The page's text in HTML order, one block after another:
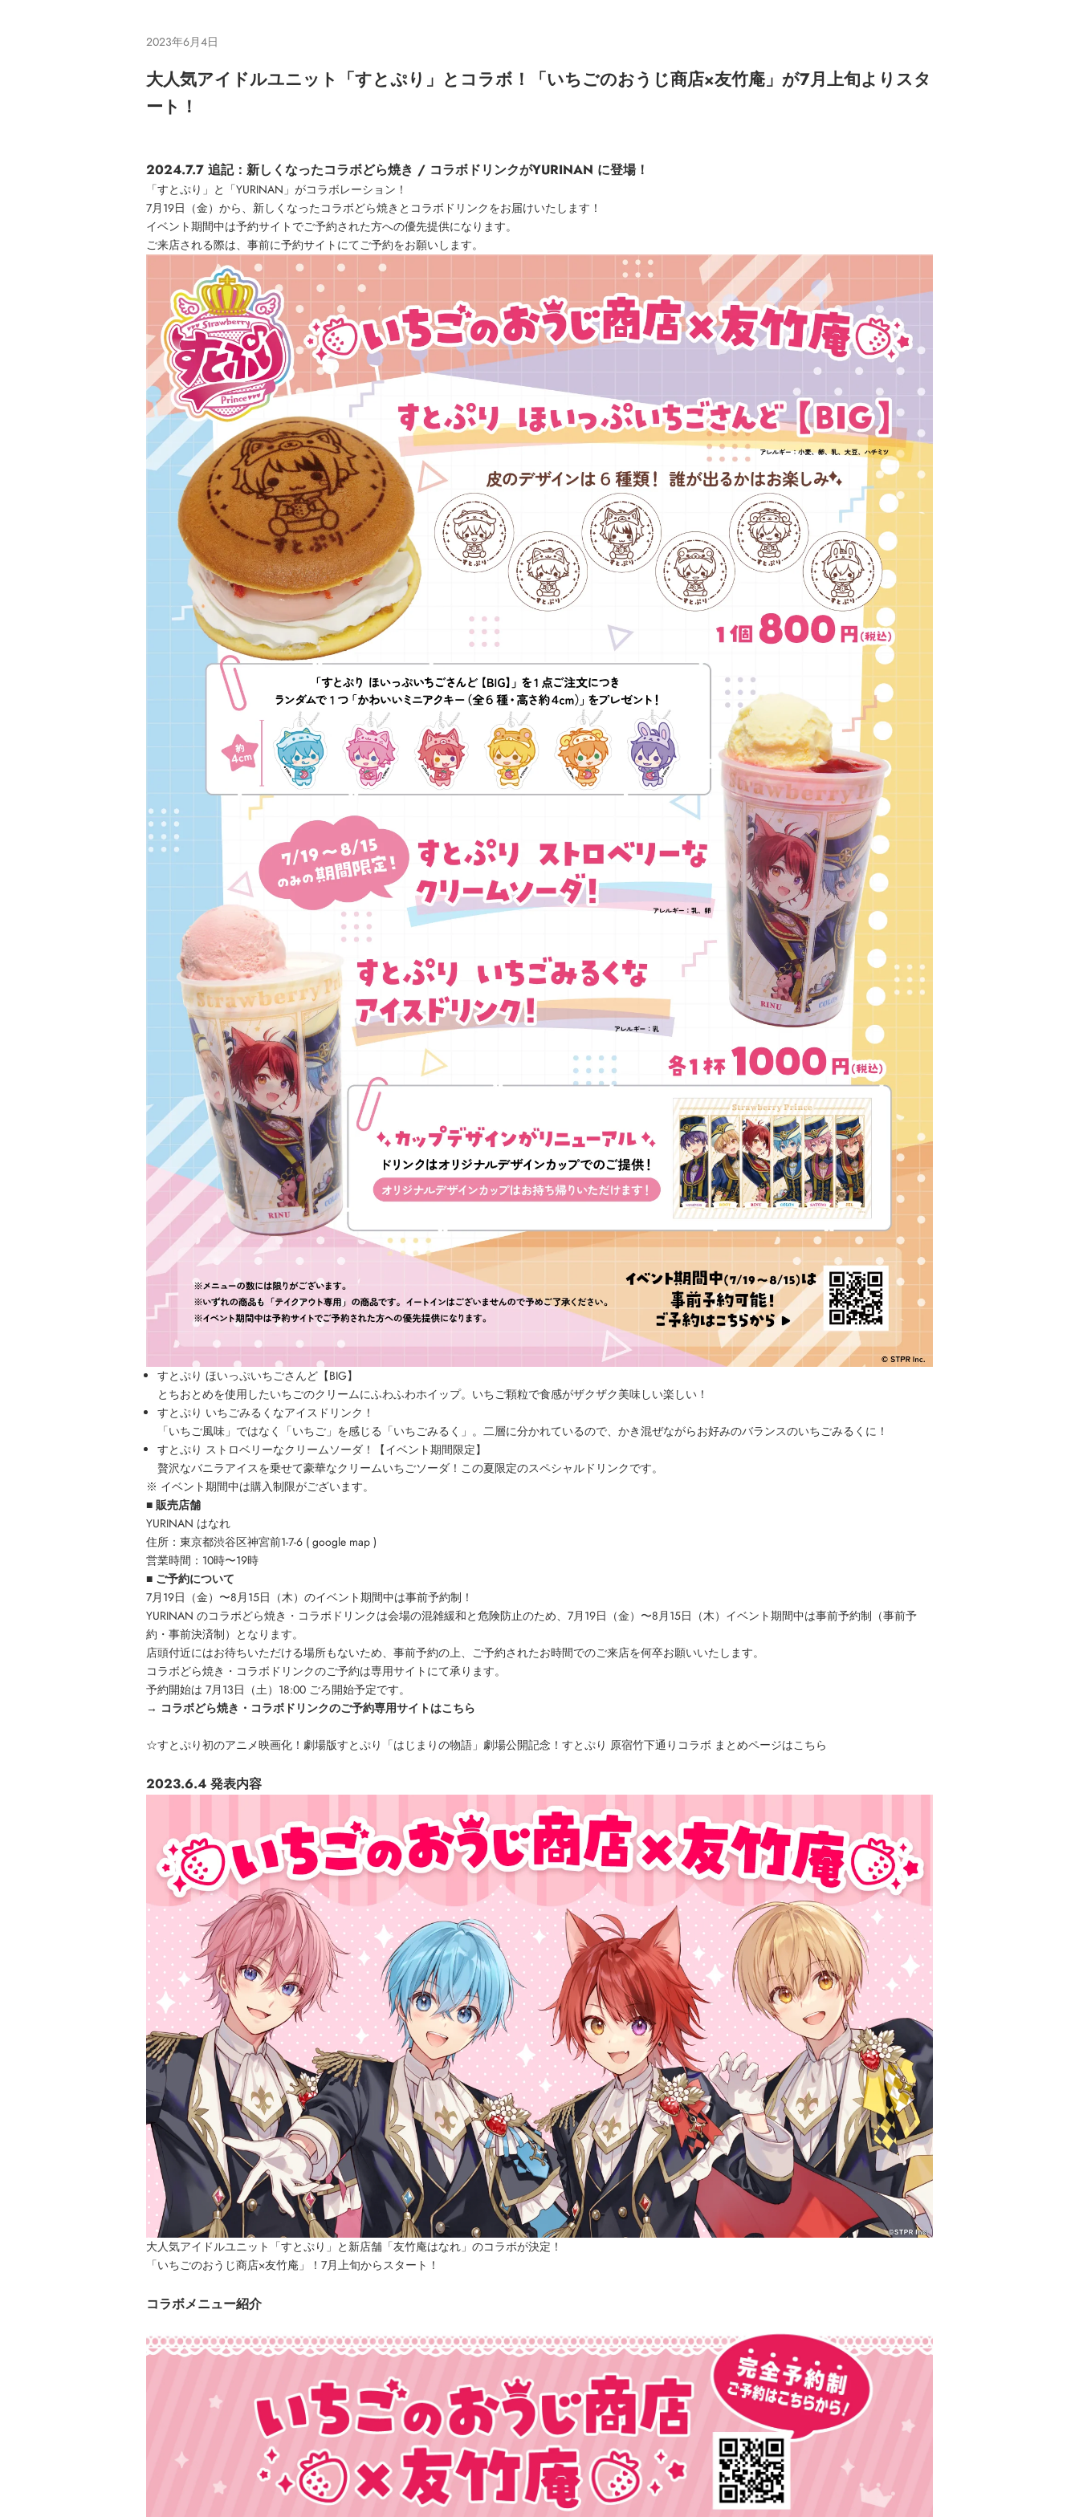
2023年6月4日
大人気アイドルユニット「すとぷり」とコラボ！「いちごのおうじ商店×友竹庵」が7月上旬よりスタ
ート！
2024.7.7 追記：新しくなったコラボどら焼き / コラボドリンクがYURINAN に登場！
「すとぷり」と「YURINAN」がコラボレーション！
7月19日（金）から、新しくなったコラボどら焼きとコラボドリンクをお届けいたします！
イベント期間中は予約サイトでご予約された方への優先提供になります。
ご来店される際は、事前に予約サイトにてご予約をお願いします。
すとぷり ほいっぷいちごさんど【BIG】
とちおとめを使用したいちごのクリームにふわふわホイップ。いちご顆粒で食感がザクザク美味しい楽しい！
すとぷり いちごみるくなアイスドリンク！
「いちご風味」ではなく「いちご」を感じる「いちごみるく」。二層に分かれているので、かき混ぜながらお好みのバランスのいちごみるくに！
すとぷり ストロベリーなクリームソーダ！【イベント期間限定】
贅沢なバニラアイスを乗せて豪華なクリームいちごソーダ！この夏限定のスペシャルドリンクです。
※ イベント期間中は購入制限がございます。
■ 販売店舗
YURINAN はなれ
住所：東京都渋谷区神宮前1-7-6 ( google map )
営業時間：10時〜19時
■ ご予約について
7月19日（金）〜8月15日（木）のイベント期間中は事前予約制！
YURINAN のコラボどら焼き・コラボドリンクは会場の混雑緩和と危険防止のため、7月19日（金）〜8月15日（木）イベント期間中は事前予約制（事前予
約・事前決済制）となります。
店頭付近にはお待ちいただける場所もないため、事前予約の上、ご予約されたお時間でのご来店を何卒お願いいたします。
コラボどら焼き・コラボドリンクのご予約は専用サイトにて承ります。
予約開始は 7月13日（土）18:00 ごろ開始予定です。
→ コラボどら焼き・コラボドリンクのご予約専用サイトはこちら
☆すとぷり初のアニメ映画化！劇場版すとぷり「はじまりの物語」劇場公開記念！すとぷり 原宿竹下通りコラボ まとめページはこちら
2023.6.4 発表内容
大人気アイドルユニット「すとぷり」と新店舗「友竹庵はなれ」のコラボが決定！
「いちごのおうじ商店×友竹庵」！7月上旬からスタート！
コラボメニュー紹介